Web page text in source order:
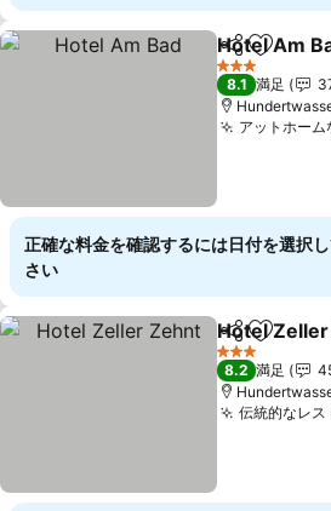
シェアお気に
Hotel Am
3 ホテルのランク
8.1 満足
アットホーム
正確な料金を確認するには日付を選択
さい
シェアお気に
Hotel
3 ホテルのランク
8.2 満足
伝統的なレス